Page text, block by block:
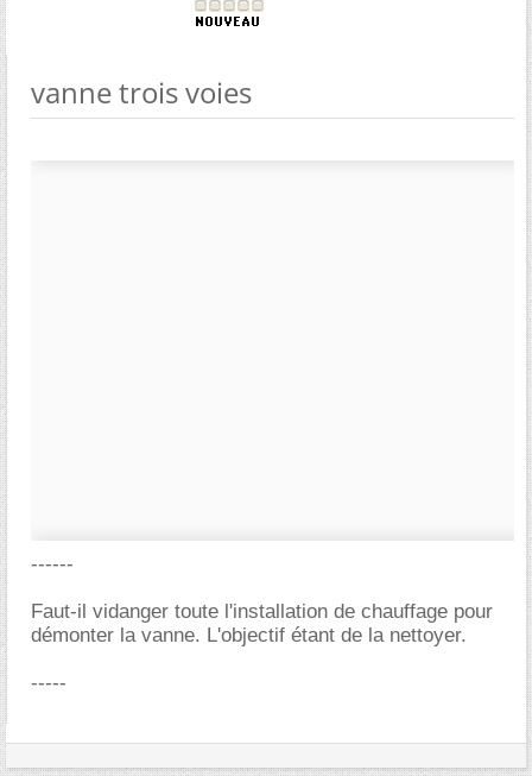
vanne trois voies
------
Faut-il vidanger toute l'installation de chauffage pour
démonter la vanne. L'objectif étant de la nettoyer.
-----